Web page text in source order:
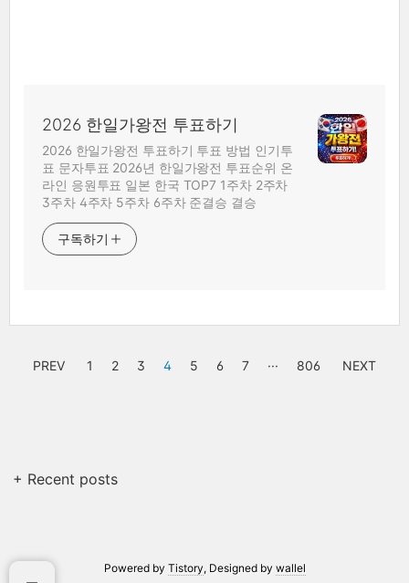
2026 한일가왕전 투표하기
2026 한일가왕전 투표하기 투표 방법 인기투
표 문자투표 2026년 한일가왕전 투표순위 온
라인 응원투표 일본 한국 TOP7 1주차 2주차
3주차 4주차 5주차 6주차 준결승 결승
구독하기
PREV 1 2 3 4 5 6 7 ··· 806 NEXT
+ Recent posts
Powered by Tistory, Designed by wallel